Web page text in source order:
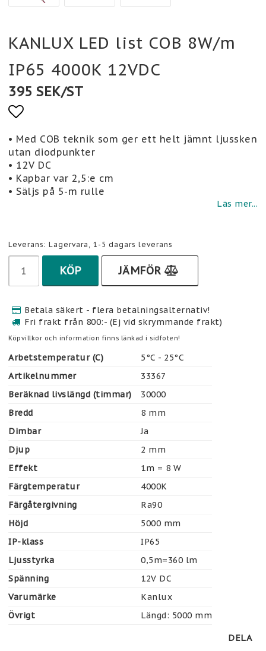
KANLUX LED list COB 8W/m
IP65 4000K 12VDC
395 SEK/ST
Lägg till i favoritlistan
• Med COB teknik som ger ett helt jämnt ljussken
utan diodpunkter
• 12V DC
• Kapbar var 2,5:e cm
• Säljs på 5-m rulle
Läs mer...
Leverans: Lagervara, 1-5 dagars leverans
KÖP JÄMFÖR
Betala säkert - flera betalningsalternativ!
Fri frakt från 800:- (Ej vid skrymmande frakt)
Köpvillkor och information finns länkad i sidfoten!
Arbetstemperatur (C)
5°C - 25°C
Artikelnummer
33367
Beräknad livslängd (timmar)
30000
Bredd
8 mm
Dimbar
Ja
Djup
2 mm
Effekt
1m = 8 W
Färgtemperatur
4000K
Färgåtergivning
Ra90
Höjd
5000 mm
IP-klass
IP65
Ljusstyrka
0,5m=360 lm
Spänning
12V DC
Varumärke
Kanlux
Övrigt
Längd: 5000 mm
DELA